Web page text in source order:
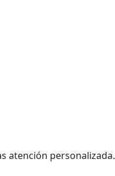
atención personalizada.